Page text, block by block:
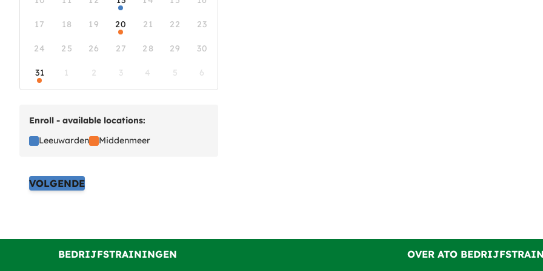
17 18 19 20 21 22 23
24 25 26 27 28 29 30
31 1 2 3 4 5 6
Enroll - available locations:
Leeuwarden
Middenmeer
VOLGENDE
BEDRIJFSTRAININGEN OVER ATO